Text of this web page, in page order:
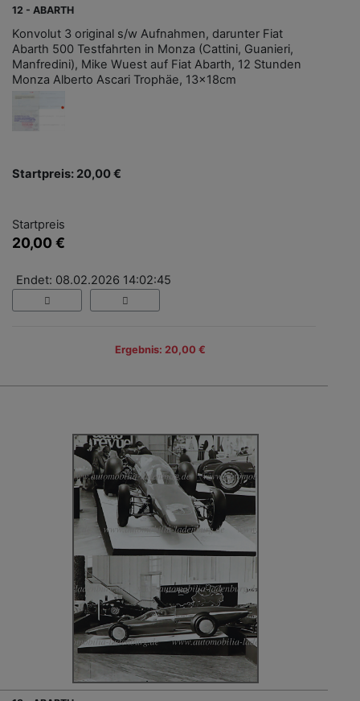
12 - ABARTH
Konvolut 3 original s/w Aufnahmen, darunter Fiat
Abarth 500 Testfahrten in Monza (Cattini, Guanieri,
Manfredini), Mike Wuest auf Fiat Abarth, 12 Stunden
Monza Alberto Ascari Trophäe, 13x18cm
Startpreis: 20,00 €
Startpreis
20,00 €
Endet: 08.02.2026 14:02:45
Ergebnis: 20,00 €